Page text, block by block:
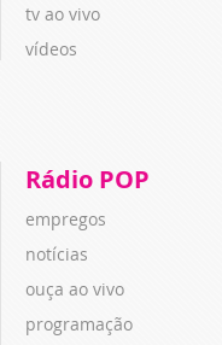
tv ao vivo
vídeos
Rádio POP
empregos
notícias
ouça ao vivo
programação